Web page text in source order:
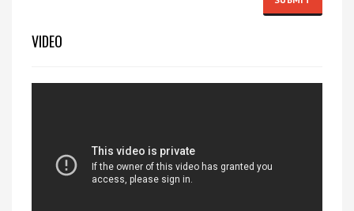
VIDEO